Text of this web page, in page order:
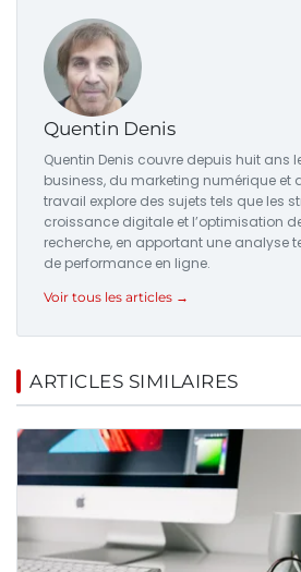
Quentin Denis
Quentin Denis couvre depuis huit ans
business, du marketing numérique et
travail explore des sujets tels que les
croissance digitale et l’optimisation
recherche, en apportant une analyse
de performance en ligne.
Voir tous les articles →
ARTICLES SIMILAIRES